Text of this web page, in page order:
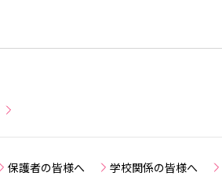
保護者の皆様へ 学校関係の皆様へ